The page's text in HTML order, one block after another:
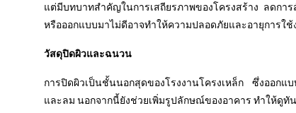
แต่มีบทบาทสำคัญในการเสถียรภาพของโครงสร้าง ลดกา
หรือออกแบบมาไม่ดีอาจทำให้ความปลอดภัยและอายุการใช้
วัสดุปิดผิวและฉนวน
การปิดผิวเป็นชั้นนอกสุดของโรงงานโครงเหล็ก ซึ่งออก
และลม นอกจากนี้ยังช่วยเพิ่มรูปลักษณ์ของอาคาร ทำให้ดูทั